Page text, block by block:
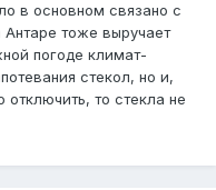
в основном связано с
Антаре тоже выручает
погоде климат-
стекол, но и,
отключить, то стекла не